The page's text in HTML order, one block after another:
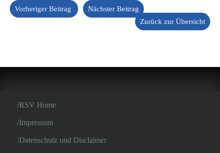
Vorheriger Beitrag
Nächster Beitrag
Zurück zur Übersicht
RSV Home
Impressum
Datenschutz und Disclaimer